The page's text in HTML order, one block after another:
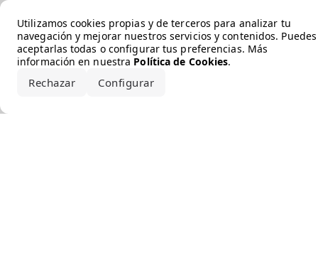
Utilizamos cookies propias y de terceros para analizar tu
navegación y mejorar nuestros servicios y contenidos. Puedes
aceptarlas todas o configurar tus preferencias. Más
información en nuestra Política de Cookies.
Rechazar Configurar
Error loading the brand